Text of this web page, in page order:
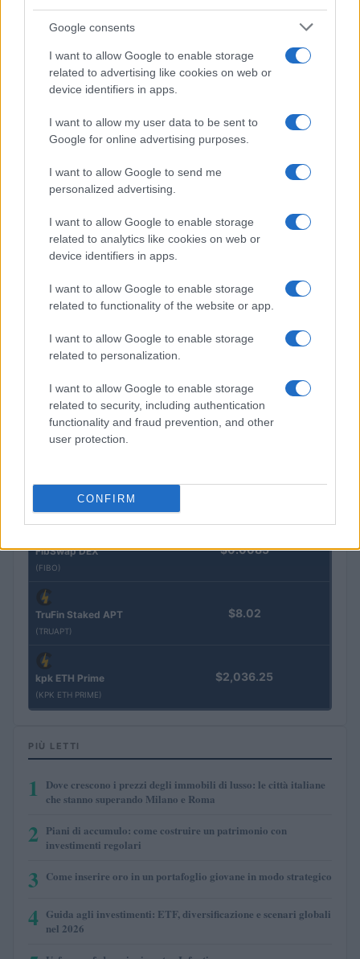
Google consents
I want to allow Google to enable storage
related to advertising like cookies on web or
device identifiers in apps.
I want to allow my user data to be sent to
Google for online advertising purposes.
I want to allow Google to send me
personalized advertising.
I want to allow Google to enable storage
related to analytics like cookies on web or
device identifiers in apps.
I want to allow Google to enable storage
related to functionality of the website or app.
I want to allow Google to enable storage
related to personalization.
I want to allow Google to enable storage
related to security, including authentication
functionality and fraud prevention, and other
user protection.
CONFIRM
Nome
Eureka Bridged PAX
Gold (Terra
$4,187.30
Kinza Babylon Staked
(KBTC)
$83,270.00
Steakhouse EURCV
Morpho Vault
(STEAKEURCV)
$100,000,000,000,000.00
$0.032
Stride Staked Injective
Vested XOR
(VXOR)
$3,407.11
JDB $0.022
FibSwap DEX
(FIBO)
$0.0085
TruFin Staked APT
(TRUAPT)
$8.02
kpk ETH Prime
(KPK ETH PRIME)
$2,036.25
PIÙ LETTI
1
Dove crescono i prezzi degli immobili di lusso: le città italiane
che stanno superando Milano e Roma
2 Piani di accumulo: come costruire un patrimonio con
investimenti regolari
3 Come inserire oro in un portafoglio giovane in modo strategico
4 Guida agli investimenti: ETF, diversificazione e scenari globali
nel 2026